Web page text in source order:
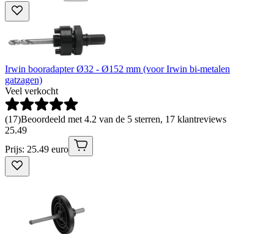
Irwin booradapter Ø32 - Ø152 mm (voor Irwin bi-metalen
gatzagen)
Veel verkocht
(17)Beoordeeld met 4.2 van de 5 sterren, 17 klantreviews
25.49
Prijs: 25.49 euro